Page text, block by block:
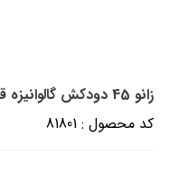
زانو 45 دودکش گالوانیزه قطر 6
کد محصول : 81801